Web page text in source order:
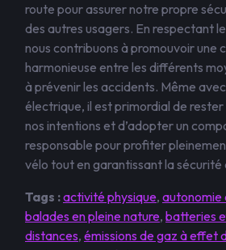
route pour assurer notre propre
des autres usagers. En respectant
nous contribuons à promouvoir une
harmonieuse entre les différents
à prévenir les accidents. Même avec
électrique, il est primordial de
nos intentions et d’adopter un
responsable pour profiter
vélo tout en garantissant la sécurité
Tags :activité physique, autonomie
balades en pleine nature, batteries
distances, émissions de gaz à effet